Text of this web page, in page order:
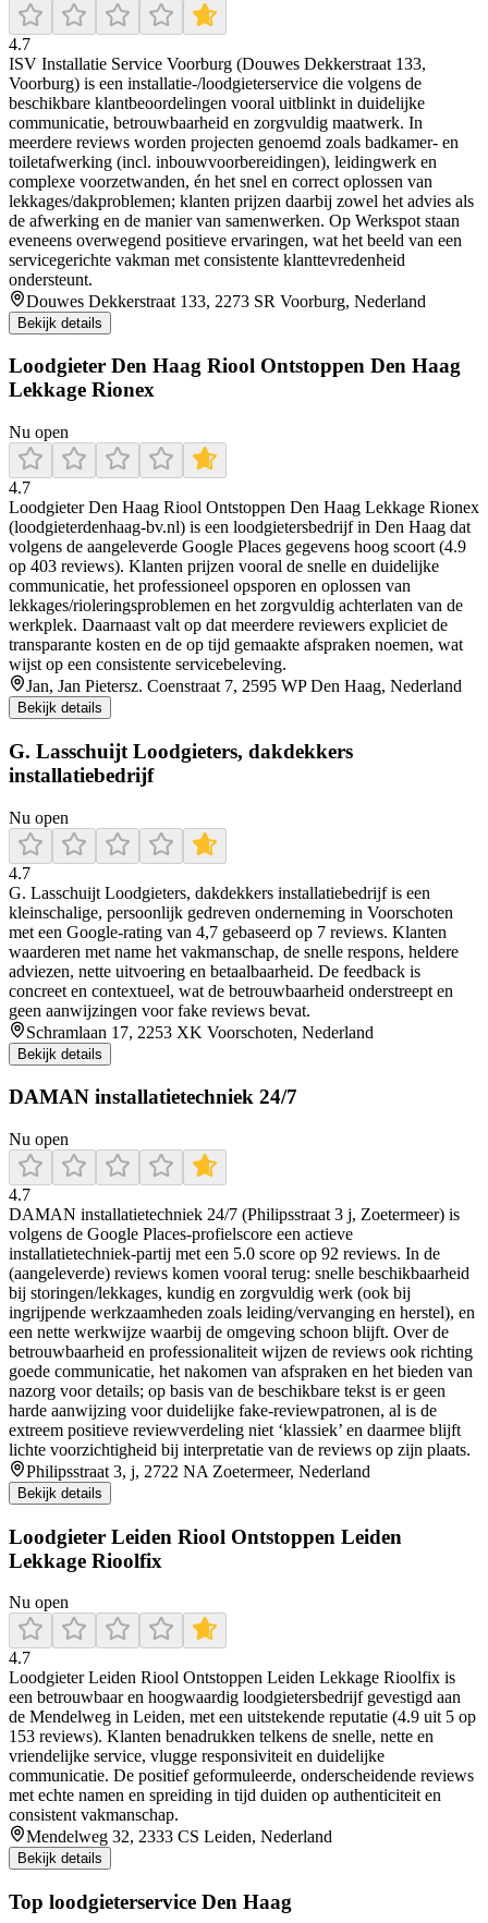
4.7
ISV Installatie Service Voorburg (Douwes Dekkerstraat 133,
Voorburg) is een installatie-/loodgieterservice die volgens de
beschikbare klantbeoordelingen vooral uitblinkt in duidelijke
communicatie, betrouwbaarheid en zorgvuldig maatwerk. In
meerdere reviews worden projecten genoemd zoals badkamer- en
toiletafwerking (incl. inbouwvoorbereidingen), leidingwerk en
complexe voorzetwanden, én het snel en correct oplossen van
lekkages/dakproblemen; klanten prijzen daarbij zowel het advies als
de afwerking en de manier van samenwerken. Op Werkspot staan
eveneens overwegend positieve ervaringen, wat het beeld van een
servicegerichte vakman met consistente klanttevredenheid
ondersteunt.
Douwes Dekkerstraat 133, 2273 SR Voorburg, Nederland
Bekijk details
Loodgieter Den Haag Riool Ontstoppen Den Haag
Lekkage Rionex
Nu open
4.7
Loodgieter Den Haag Riool Ontstoppen Den Haag Lekkage Rionex
(loodgieterdenhaag-bv.nl) is een loodgietersbedrijf in Den Haag dat
volgens de aangeleverde Google Places gegevens hoog scoort (4.9
op 403 reviews). Klanten prijzen vooral de snelle en duidelijke
communicatie, het professioneel opsporen en oplossen van
lekkages/rioleringsproblemen en het zorgvuldig achterlaten van de
werkplek. Daarnaast valt op dat meerdere reviewers expliciet de
transparante kosten en de op tijd gemaakte afspraken noemen, wat
wijst op een consistente servicebeleving.
Jan, Jan Pietersz. Coenstraat 7, 2595 WP Den Haag, Nederland
Bekijk details
G. Lasschuijt Loodgieters, dakdekkers
installatiebedrijf
Nu open
4.7
G. Lasschuijt Loodgieters, dakdekkers installatiebedrijf is een
kleinschalige, persoonlijk gedreven onderneming in Voorschoten
met een Google-rating van 4,7 gebaseerd op 7 reviews. Klanten
waarderen met name het vakmanschap, de snelle respons, heldere
adviezen, nette uitvoering en betaalbaarheid. De feedback is
concreet en contextueel, wat de betrouwbaarheid onderstreept en
geen aanwijzingen voor fake reviews bevat.
Schramlaan 17, 2253 XK Voorschoten, Nederland
Bekijk details
DAMAN installatietechniek 24/7
Nu open
4.7
DAMAN installatietechniek 24/7 (Philipsstraat 3 j, Zoetermeer) is
volgens de Google Places-profielscore een actieve
installatietechniek-partij met een 5.0 score op 92 reviews. In de
(aangeleverde) reviews komen vooral terug: snelle beschikbaarheid
bij storingen/lekkages, kundig en zorgvuldig werk (ook bij
ingrijpende werkzaamheden zoals leiding/vervanging en herstel), en
een nette werkwijze waarbij de omgeving schoon blijft. Over de
betrouwbaarheid en professionaliteit wijzen de reviews ook richting
goede communicatie, het nakomen van afspraken en het bieden van
nazorg voor details; op basis van de beschikbare tekst is er geen
harde aanwijzing voor duidelijke fake-reviewpatronen, al is de
extreem positieve reviewverdeling niet ‘klassiek’ en daarmee blijft
lichte voorzichtigheid bij interpretatie van de reviews op zijn plaats.
Philipsstraat 3, j, 2722 NA Zoetermeer, Nederland
Bekijk details
Loodgieter Leiden Riool Ontstoppen Leiden
Lekkage Rioolfix
Nu open
4.7
Loodgieter Leiden Riool Ontstoppen Leiden Lekkage Rioolfix is
een betrouwbaar en hoogwaardig loodgietersbedrijf gevestigd aan
de Mendelweg in Leiden, met een uitstekende reputatie (4.9 uit 5 op
153 reviews). Klanten benadrukken telkens de snelle, nette en
vriendelijke service, vlugge responsiviteit en duidelijke
communicatie. De positief geformuleerde, onderscheidende reviews
met echte namen en spreiding in tijd duiden op authenticiteit en
consistent vakmanschap.
Mendelweg 32, 2333 CS Leiden, Nederland
Bekijk details
Top loodgieterservice Den Haag